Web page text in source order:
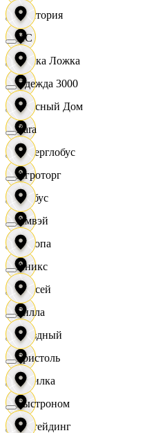
Виктория
Вилка Ложка
Вкусный Дом
Гиперглобус
Глобус
Европа
Елисей
Звездный
Горилка
Ижтейдинг
XC
Одежда 3000
Zara
Агроторг
Амвэй
Аникс
Билла
Бристоль
Быстроном